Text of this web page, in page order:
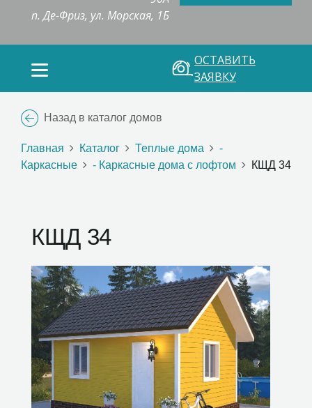
п. Де-Фриз, ул. Морская, 1Б
ОСТАВИТЬ
ЗАЯВКУ
Назад в каталог домов
Главная Каталог Теплые дома
-
Каркасные
- Каркасные дома с лофтом КЩД 34
КЩД 34